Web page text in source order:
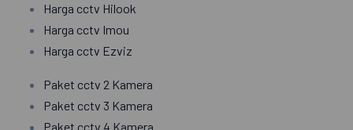
Harga cctv Hilook
Harga cctv Imou
Harga cctv Ezviz
Paket cctv 2 Kamera
Paket cctv 3 Kamera
Paket cctv 4 Kamera